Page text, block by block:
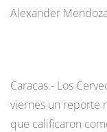
Alexander
Caracas.- Los
viernes un reporte
que calificaron